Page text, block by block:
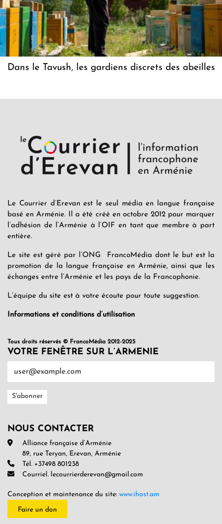
Dans le Tavush, les gardiens discrets des abeilles
Le Courrier d’Erevan est le seul média en langue française
basé en Arménie. Il a été créé en octobre 2012 pour marquer
l’adhésion de l’Arménie à l’OIF en tant que membre à part
entière.
Le site est géré par l’ONG FrancoMédia dont le but est la
promotion de la langue française en Arménie, ainsi que les
échanges entre l’Arménie et les pays de la Francophonie.
L’équipe du site est à votre écoute pour toute suggestion.
Informations et conditions d’utilisation
Tous droits réservés © FrancoMédia 2012-2025
VOTRE FENÊTRE SUR L’ARMENIE
NOUS CONTACTER
Alliance française d’Arménie
89, rue Teryan, Erevan, Arménie
Tél. +37498 801238
Courriel. lecourrierderevan@gmail.com
Conception et maintenance du site: www.ihost.am
Faire un don